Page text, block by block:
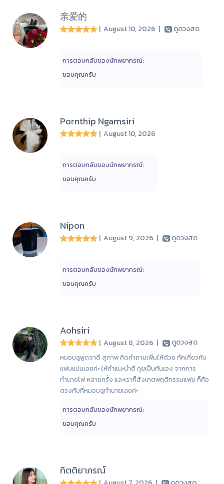
亲爱的
| August 10, 2026 | ดูดวงสด
การตอบกลับของนักพยากรณ์:
ขอบคุณครับ
Pornthip Ngamsiri
| August 10, 2026
การตอบกลับของนักพยากรณ์:
ขอบคุณครับ
Nipon
| August 9, 2026 | ดูดวงสด
การตอบกลับของนักพยากรณ์:
ขอบคุณครับ
Aohsiri
| August 8, 2026 | ดูดวงสด
หมอบลูพูดจาดี สุภาพ คิดคำถามเพิ่มให้ด้วย ทักเกี่ยวกับ
แฟนแม่นเลยค่ะ ให้คำแนะนำดี คุยเป็นกันเอง จากการ
ทำนายไพ่ หลายครั้ง และเราก็สังเกตพฤติกรรมแฟน ก็คือ
ตรงกับที่หมอบลูทำนายเลยค่ะ
การตอบกลับของนักพยากรณ์:
ขอบคุณครับ
กิตติยาภรณ์